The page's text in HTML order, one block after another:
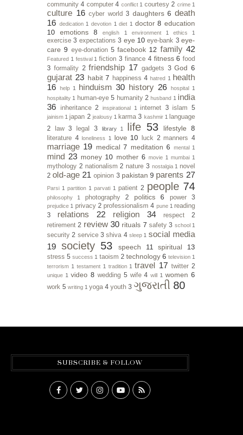
community 4 computer 4 conflict 1 courtesy 2 crime 1
culture 16 cyber world 3 daughters 6 death
16 dedication 1 devotion 1 diet 1 doctor 8 education
10
emotions 8 english 1 environment 1 ethics 1
exercise 3 expectations 3 eye 10 eye-bank 3 eye-
care 9 eye-donation 5 facebook 12 family 42
Featured 1 festival 1 fiction 3 finance 4 fitness 6 food
3 formality 2 friendship 17 gadgets 3 God 6
gujarat 23 habit 7 happiness 4 hatred 1 health
16
help 1 hinduism 30 history 26 hospital 1
hospitality 1 human-eye 5 humanity 2 husband 1 india
36
inheritance 2 inspirational 1 internet 3 islam 5
jainism 1 japan 2 jealousy 1 karma 3 kashmir 1
language
2
law 3 legal 3 library 1 life 53 lifestyle 8
literature 4 loneliness 1 love 10 luck 2 manners 4
marriage 19 medical 7 meditation 6 mental 1
mind 23 money 10 mother 6 movie 1 mumbai 1
mythology 2 nationalism 2 nature 3 nostalgia 1 novel
2 old-age 21 opinion 3 pakistan 9 parents 27
Parsi 1 partition 1 parvati 1 patient 2 people 74
philosophy 1 photography 2 politics 6 power 3
prejudice 1 privacy 2 professionalism 4 pune 1 reading
3
relations 22 religion 34 respect
2
retirement 2 review 30 rituals 7 safety 3 school 1
security 2 service 3 shiva 4 sleep 1 social media
19 society 53 speech 11 spiritual 13
stress 5 success 1 taoism 2 technology 6 television 1
terrorism 1 testament 1 tradition 1 travel 17 twitter 2
unique 1 video 8 wedding 5 wife 4 will 1 women 6
work 5 writing 1 yoga 4 youth 3 ગુજરાતી 80
SUBSCRIBE & FOLLOW